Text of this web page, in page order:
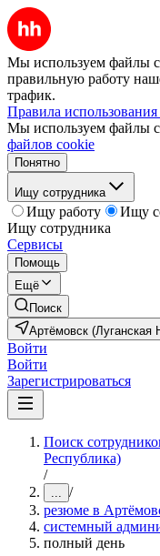
Мы используем файлы
правильную работу
трафик.
Правила
Мы используем файлы
файлов cookie
Понятно
Ищу сотрудника
Ищу работу
Ищу
Ищу сотрудника
Сервисы
Помощь
Ещё
Поиск
Артёмовск (Луганская
Войти
Войти
Зарегистрироваться
Поиск
Республика)
/
... /
резюме в
системный
полный день